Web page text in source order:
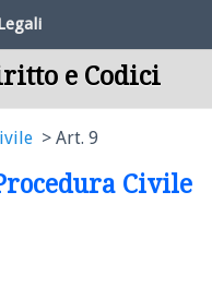
e Codici
Art. 9
Civile